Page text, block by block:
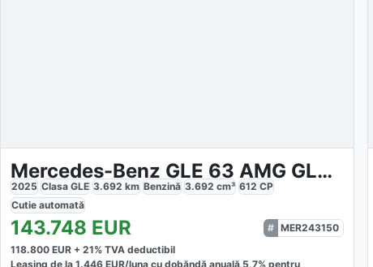
Mercedes-Benz GLE 63 AMG GLE 63 S AMG 4MATIC Night Paket
2025 Clasa GLE 3.692 km Benzină 3.692 cm³ 612 CP
Cutie automată
143.748 EUR
MER243150
118.800 EUR + 21% TVA deductibil
Leasing de la 1.446 EUR/luna cu dobăndă anuală 5,7% pentru